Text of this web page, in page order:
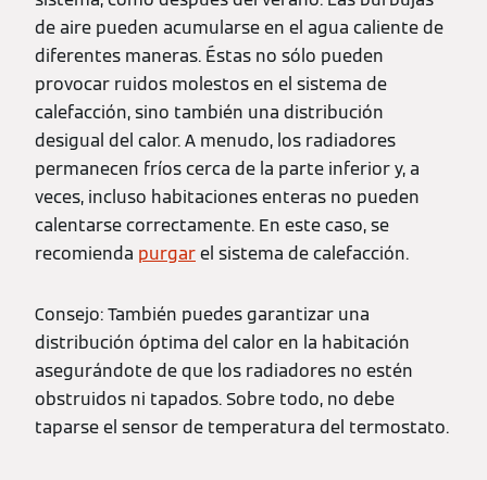
de aire pueden acumularse en el agua caliente de
diferentes maneras. Éstas no sólo pueden
provocar ruidos molestos en el sistema de
calefacción, sino también una distribución
desigual del calor. A menudo, los radiadores
permanecen fríos cerca de la parte inferior y, a
veces, incluso habitaciones enteras no pueden
calentarse correctamente. En este caso, se
recomienda purgarel sistema de calefacción.
Consejo: También puedes garantizar una
distribución óptima del calor en la habitación
asegurándote de que los radiadores no estén
obstruidos ni tapados. Sobre todo, no debe
taparse el sensor de temperatura del termostato.